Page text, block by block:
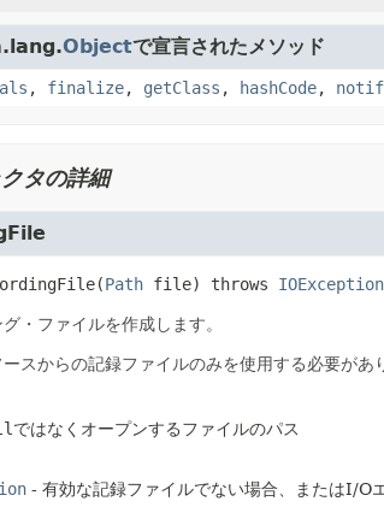
Objectで宣言されたメソッド
, finalize, getClass , hashCode,
タの詳細
(Path file) throws IOException
・ファイルを作成します。
スからの記録ファイルのみを使用する必要があ
ではなくオープンするファイルのパス
- 有効な記録ファイルでない場合、またはI/O